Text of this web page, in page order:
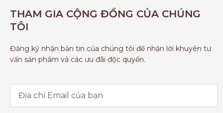
THAM GIA CỘNG ĐỒNG CỦA CHÚNG
TÔI
Đăng ký nhận bản tin của chúng tôi để nhận lời khuyên tư
vấn sản phẩm và các ưu đãi độc quyền.